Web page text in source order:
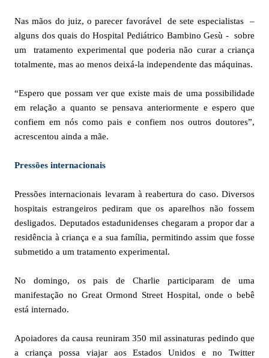
Nas mãos do juiz, o parecer favorável de sete especialistas –
alguns dos quais do Hospital Pediátrico Bambino Gesù - sobre
um tratamento experimental que poderia não curar a criança
totalmente, mas ao menos deixá-la independente das máquinas.
“Espero que possam ver que existe mais de uma possibilidade
em relação a quanto se pensava anteriormente e espero que
confiem em nós como pais e confiem nos outros doutores”,
acrescentou ainda a mãe.
Pressões internacionais
Pressões internacionais levaram à reabertura do caso. Diversos
hospitais estrangeiros pediram que os aparelhos não fossem
desligados. Deputados estadunidenses chegaram a propor dar a
residência à criança e a sua família, permitindo assim que fosse
submetido a um tratamento experimental.
No domingo, os pais de Charlie participaram de uma
manifestação no Great Ormond Street Hospital, onde o bebê
está internado.
Apoiadores da causa reuniram 350 mil assinaturas pedindo que
a criança possa viajar aos Estados Unidos e no Twitter